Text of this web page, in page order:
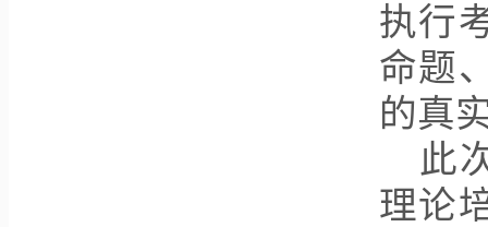
执行
命题
的真
此
理论